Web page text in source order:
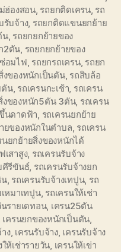
ฮ่องสอน, รถยกติดเครน, รถ
รับจ้าง, รถยกติดแขนยกย้าย
น, รถยกยกย้ายของ
2ตัน, รถยกยกย้ายของ
อมไฟ, รถยกรถเครน, รถยก
งของหนักเป็นตัน, รถสิบล้อ
ตัน, รถเครนกะเช้า, รถเครน
งของหนัก5ตัน 3ตัน, รถเครน
นดาดฟ้า, รถเครนยกย้าย
ยของหนักในตำบล, รถเครน
นยกย้ายสิ่งของหนักได้
เสาสูง, รถเครนรับจ้าง
คีรีขันธ์, รถเครนรับจ้างยก
น, รถเครนรับจ้างเทปูน, รถ
หมาเทปูน, รถเครนให้เช่า
นรายเดทอน, เครน25ตัน
เครนยกของหนักเป็นตัน,
ง, เครนรับจ้าง, เครนรับจ้าง
ห้เช่ารายวัน, เครนให้เข่า